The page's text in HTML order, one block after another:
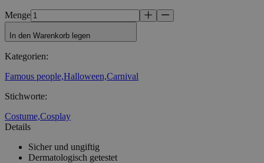
Menge
In den Warenkorb legen
Kategorien:
Famous people,Halloween,Carnival
Stichworte:
Costume,Cosplay
Details
Sicher und ungiftig
Dermatologisch getestet